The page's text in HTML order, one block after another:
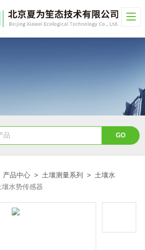
产品中心 > 土壤测量系列 > 土壤水
水势传感器